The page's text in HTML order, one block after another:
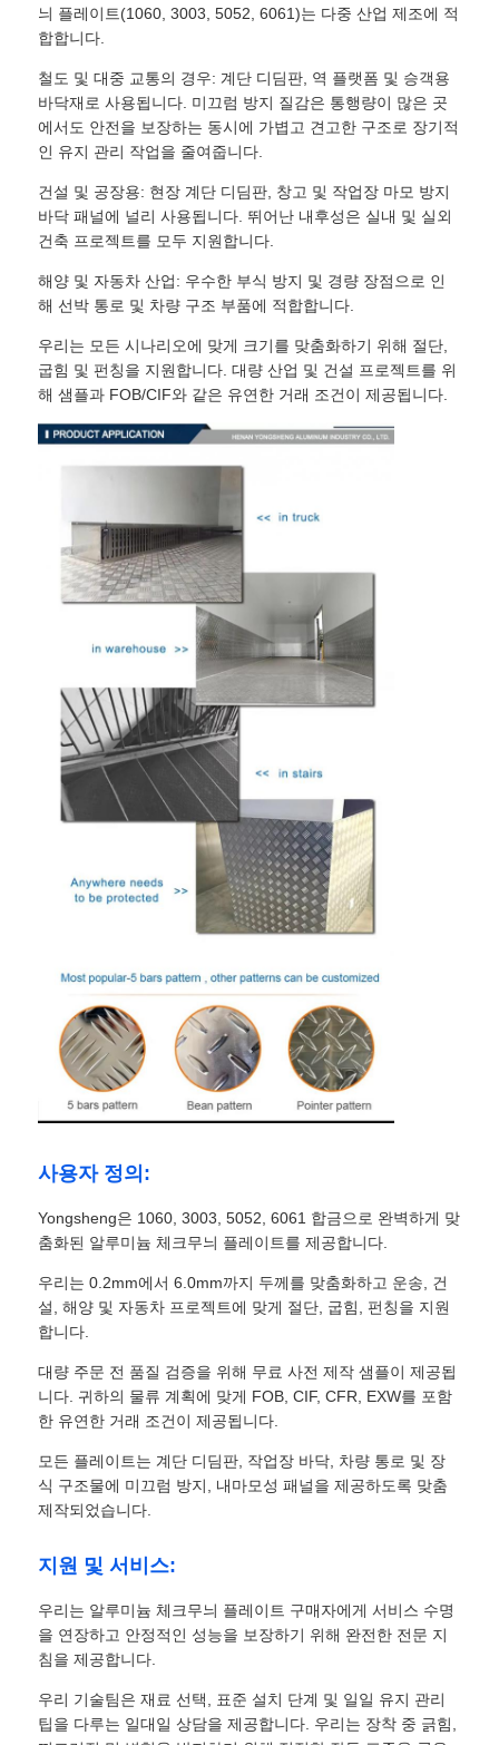
미러 알루미늄
늬 플레이트(1060, 3003, 5052, 6061)는 다중 산업 제조에 적
합합니다.
철도 및 대중 교통의 경우: 계단 디딤판, 역 플랫폼 및 승객용
바닥재로 사용됩니다. 미끄럼 방지 질감은 통행량이 많은 곳
에서도 안전을 보장하는 동시에 가볍고 견고한 구조로 장기적
인 유지 관리 작업을 줄여줍니다.
건설 및 공장용: 현장 계단 디딤판, 창고 및 작업장 마모 방지
바닥 패널에 널리 사용됩니다. 뛰어난 내후성은 실내 및 실외
건축 프로젝트를 모두 지원합니다.
해양 및 자동차 산업: 우수한 부식 방지 및 경량 장점으로 인
해 선박 통로 및 차량 구조 부품에 적합합니다.
우리는 모든 시나리오에 맞게 크기를 맞춤화하기 위해 절단,
굽힘 및 펀칭을 지원합니다. 대량 산업 및 건설 프로젝트를 위
해 샘플과 FOB/CIF와 같은 유연한 거래 조건이 제공됩니다.
사용자 정의:
Yongsheng은 1060, 3003, 5052, 6061 합금으로 완벽하게 맞
춤화된 알루미늄 체크무늬 플레이트를 제공합니다.
우리는 0.2mm에서 6.0mm까지 두께를 맞춤화하고 운송, 건
설, 해양 및 자동차 프로젝트에 맞게 절단, 굽힘, 펀칭을 지원
합니다.
대량 주문 전 품질 검증을 위해 무료 사전 제작 샘플이 제공됩
니다. 귀하의 물류 계획에 맞게 FOB, CIF, CFR, EXW를 포함
한 유연한 거래 조건이 제공됩니다.
모든 플레이트는 계단 디딤판, 작업장 바닥, 차량 통로 및 장
식 구조물에 미끄럼 방지, 내마모성 패널을 제공하도록 맞춤
제작되었습니다.
지원 및 서비스:
우리는 알루미늄 체크무늬 플레이트 구매자에게 서비스 수명
을 연장하고 안정적인 성능을 보장하기 위해 완전한 전문 지
침을 제공합니다.
우리 기술팀은 재료 선택, 표준 설치 단계 및 일일 유지 관리
팁을 다루는 일대일 상담을 제공합니다. 우리는 장착 중 긁힘,